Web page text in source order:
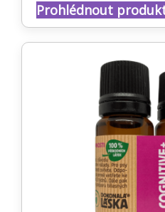
4.48z 5
Prohlédnout